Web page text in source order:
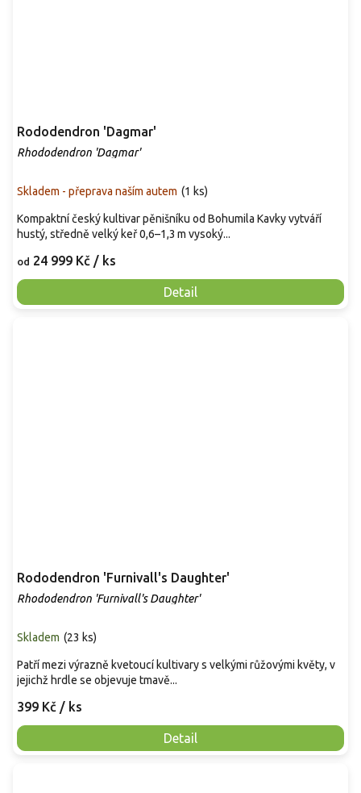
Rododendron 'Dagmar'
Rhododendron 'Dagmar'
Skladem - přeprava naším autem (1 ks)
od 24 999 Kč / ks
Detail
Kompaktní český kultivar pěnišníku od Bohumila Kavky vytváří
hustý, středně velký keř 0,6–1,3 m vysoký...
Rododendron 'Furnivall's Daughter'
Rhododendron 'Furnivall's Daughter'
Skladem (23 ks)
399 Kč / ks
Detail
Patří mezi výrazně kvetoucí kultivary s velkými růžovými květy, v
jejichž hrdle se objevuje tmavě...